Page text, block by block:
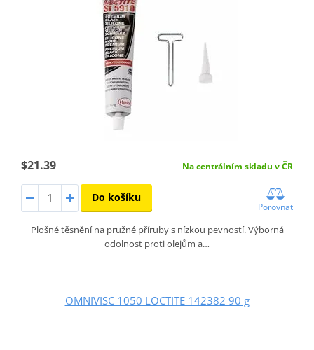
$21.39 Na centrálním skladu v ČR
Do košíku
Porovnat
Plošné těsnění na pružné příruby s nízkou pevností. Výborná
odolnost proti olejům a…
OMNIVISC 1050 LOCTITE 142382 90 g